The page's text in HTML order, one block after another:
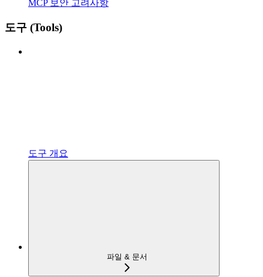
MCP 보안 고려사항
도구 (Tools)
도구 개요
파일 & 문서